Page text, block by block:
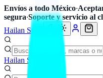
Envíos a todo México·
segura·Soporte y servicio al
Hailan Store
Hailan Store